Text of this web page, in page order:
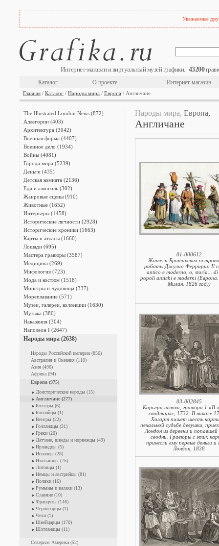
Уважаемые
Интернет-магазин и виртуальный музей графики. 43200
Каталог О проекте Интернет-магазин
Главная / Каталог / Народы мира / Европа / Англичане
The Illustrated London News (872)
Аллегории (403)
Архитектура (3042)
Военная форма (4407)
Военное дело (1934)
Войны (4081)
Города мира (5239)
Деньги (435)
Детская комната (2136)
Еда и алкоголь (302)
Жанровые сцены (910)
Животные (1652)
Интерьеры (1458)
Исторические личности (2928)
Исторические хроники (1663)
Карты и атласы (1660)
Лошади (695)
Мастера гравюры (3587)
Медицина (269)
Мифология (723)
Мода и костюм (1518)
Монстры и чудовища (337)
Мореплавание (571)
Музеи, галереи, коллекции (1630)
Музыка (380)
Наказания (304)
Наполеон I (2647)
Народы мира (2638)
Народы Российской империи (856)
Австралия и Океания (110)
Азия (496)
Африка (94)
Европа (975)
Доисторические народы (15)
Англичане (277)
Болгары (6)
Боснийцы (1)
Венгры (22)
Голландцы (31)
Греки (20)
Датчане, шведы и норвежцы (49)
Ирландцы (5)
Испанцы (28)
Итальянцы (75)
Литовцы (1)
Немцы и австрийцы (81)
Поляки (16)
Румыны и валахи (13)
Славяне (10)
Французы (146)
Черногорцы (1)
Чехи (1)
Швейцарцы (170)
Шотландцы (11)
Северная Америка (52)
Народы мира, Европа,
Англичане
01-000612
Жители Британских
работы Джулио Феррарио Il
antico e moderno, o, storia...
popoli antichi e moderni
Милан. 1826 год))
03-002845
Карьера шлюхи, гравюра 1 «В
сводницы», 1732. В начале
Хогарт пишет шесть
печальной судьбе девушки,
Лондон из деревни и попавшей
сводни. Гравюры с этих
принесли ему первые деньги и
Лондон, 1838